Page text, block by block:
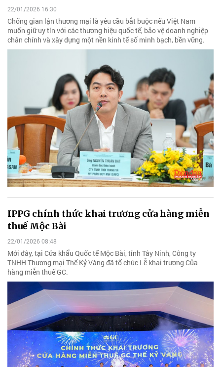
22/01/2026 16:30
Chống gian lận thương mại là yêu cầu bắt buộc nếu Việt Nam
muốn giữ uy tín với các thương hiệu quốc tế, bảo vệ doanh nghiệp
chân chính và xây dựng một nền kinh tế số minh bạch, bền vững.
IPPG chính thức khai trương cửa hàng miễn
thuế Mộc Bài
22/01/2026 08:48
Mới đây, tại Cửa khẩu Quốc tế Mộc Bài, tỉnh Tây Ninh, Công ty
TNHH Thương mại Thế Kỷ Vàng đã tổ chức Lễ khai trương Cửa
hàng miễn thuế GC.